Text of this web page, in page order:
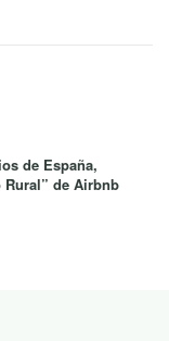
de España,
de Airbnb